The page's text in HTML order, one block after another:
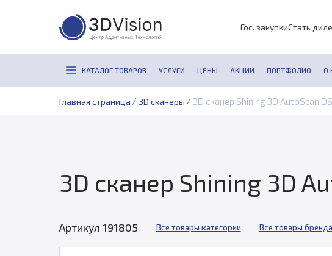
Гос. закупкиСтать
КАТАЛОГ ТОВАРОВ УСЛУГИ ЦЕНЫ АКЦИИ ПОРТФОЛИО О
Главная страница / 3D сканеры / 3D сканер Shining 3D AutoScan
3D сканер Shining 3D
Артикул 191805 Все товары категории Все товары